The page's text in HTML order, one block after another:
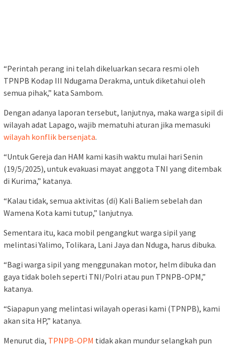
“Perintah perang ini telah dikeluarkan secara resmi oleh
TPNPB Kodap III Ndugama Derakma, untuk diketahui oleh
semua pihak,” kata Sambom.
Dengan adanya laporan tersebut, lanjutnya, maka warga sipil di
wilayah adat Lapago, wajib mematuhi aturan jika memasuki
wilayah konflik bersenjata.
“Untuk Gereja dan HAM kami kasih waktu mulai hari Senin
(19/5/2025), untuk evakuasi mayat anggota TNI yang ditembak
di Kurima,” katanya.
“Kalau tidak, semua aktivitas (di) Kali Baliem sebelah dan
Wamena Kota kami tutup,” lanjutnya.
Sementara itu, kaca mobil pengangkut warga sipil yang
melintasi Yalimo, Tolikara, Lani Jaya dan Nduga, harus dibuka.
“Bagi warga sipil yang menggunakan motor, helm dibuka dan
gaya tidak boleh seperti TNI/Polri atau pun TPNPB-OPM,”
katanya.
“Siapapun yang melintasi wilayah operasi kami (TPNPB), kami
akan sita HP,” katanya.
Menurut dia, TPNPB-OPM tidak akan mundur selangkah pun